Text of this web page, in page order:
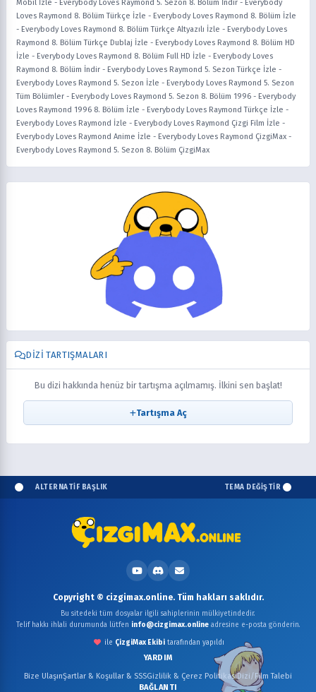
Mobil İzle - Everybody Loves Raymond 5. Sezon 8. Bölüm İndir - Everybody
Loves Raymond 8. Bölüm Türkçe İzle - Everybody Loves Raymond 8. Bölüm İzle
- Everybody Loves Raymond 8. Bölüm Türkçe Altyazılı İzle - Everybody Loves
Raymond 8. Bölüm Türkçe Dublaj İzle - Everybody Loves Raymond 8. Bölüm HD
İzle - Everybody Loves Raymond 8. Bölüm Full HD İzle - Everybody Loves
Raymond 8. Bölüm İndir - Everybody Loves Raymond 5. Sezon Türkçe İzle -
Everybody Loves Raymond 5. Sezon İzle - Everybody Loves Raymond 5. Sezon
Tüm Bölümler - Everybody Loves Raymond 5. Sezon 8. Bölüm 1996 - Everybody
Loves Raymond 1996 8. Bölüm İzle - Everybody Loves Raymond Türkçe İzle -
Everybody Loves Raymond İzle - Everybody Loves Raymond Çizgi Film İzle -
Everybody Loves Raymond Anime İzle - Everybody Loves Raymond ÇizgiMax -
Everybody Loves Raymond 5. Sezon 8. Bölüm ÇizgiMax
DIZI TARTIŞMALARI
Bu dizi hakkında henüz bir tartışma açılmamış. İlkini sen başlat!
Tartışma Aç
ALTERNATİF BAŞLIK TEMA DEĞİŞTİR
YARDIM
Bize UlaşınŞartlar & Koşullar & SSSGizlilik & Çerez Politikası Dizi/Film Talebi
BAĞLANTI
Copyright © cizgimax.online. Tüm hakları saklıdır.
Bu sitedeki tüm dosyalar ilgili sahiplerinin mülkiyetindedir.
Telif hakkı ihlali durumunda lütfen info@cizgimax.onlineadresine e-posta gönderin.
ile ÇizgiMax Ekibitarafından yapıldı